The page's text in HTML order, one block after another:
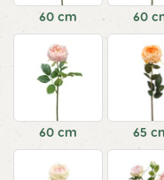
60 cm 60
60 cm 65